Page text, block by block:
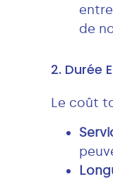
de
2. Durée
Le coût